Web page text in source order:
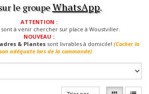
le groupeWhatsApp.
ATTENTION :
sont à venir chercher sur place à Woustviller.
NOUVEAU :
& Plantessont livrables à domicile! (Cocher la
adéquate lors de la commande)